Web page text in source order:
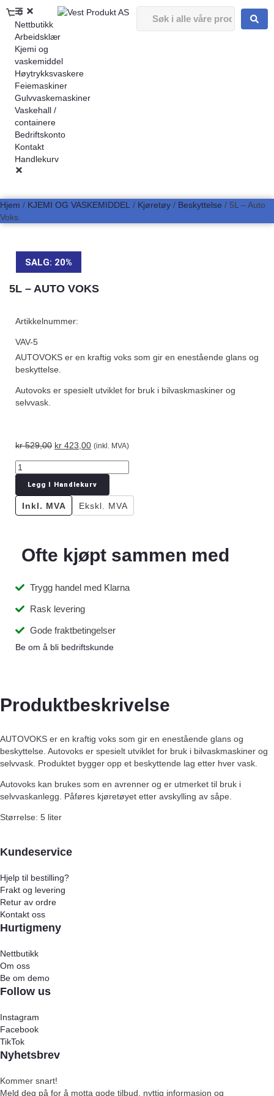
0
Nettbutikk
Arbeidsklær
Kjemi og
vaskemiddel
Høytrykksvaskere
Feiemaskiner
Gulvvaskemaskiner
Vaskehall /
containere
Bedriftskonto
Kontakt
Handlekurv
Hjem / KJEMI OG VASKEMIDDEL / Kjøretøy / Beskyttelse / 5L – Auto
Voks
SALG: 20%
5L – AUTO VOKS
Artikkelnummer:
VAV-5
AUTOVOKS er en kraftig voks som gir en enestående glans og
beskyttelse.
Autovoks er spesielt utviklet for bruk i bilvaskmaskiner og
selvvask.
kr529,00 kr 423,00 (inkl. MVA)
Legg I Handlekurv
Inkl. MVA Ekskl. MVA
Ofte kjøpt sammen med
Trygg handel med Klarna
Rask levering
Gode fraktbetingelser
Be om å bli bedriftskunde
Produktbeskrivelse
AUTOVOKS er en kraftig voks som gir en enestående glans og
beskyttelse. Autovoks er spesielt utviklet for bruk i bilvaskmaskiner og
selvvask. Produktet bygger opp et beskyttende lag etter hver vask.
Autovoks kan brukes som en avrenner og er utmerket til bruk i
selvvaskanlegg. Påføres kjøretøyet etter avskylling av såpe.
Størrelse: 5 liter
Kundeservice
Hjelp til bestilling?
Frakt og levering
Retur av ordre
Kontakt oss
Hurtigmeny
Nettbutikk
Om oss
Be om demo
Follow us
Instagram
Facebook
TikTok
Nyhetsbrev
Kommer snart!
Meld deg på for å motta gode tilbud, nyttig informasjon og